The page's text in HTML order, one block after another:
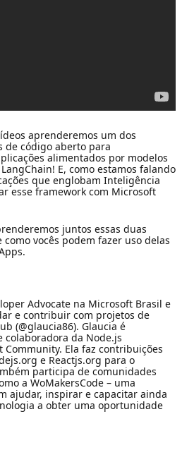
aprenderemos um dos
de código aberto para
alimentados por modelos
E, como estamos falando
que englobam Inteligência
esse framework com Microsoft
juntos essas duas
vocês podem fazer uso delas
Advocate na Microsoft Brasil e
e contribuir com projetos de
(@glaucia86). Glaucia é
da Node.js
Community. Ela faz contribuições
e Reactjs.org para o
participa de comunidades
a WoMakersCode – uma
ajudar, inspirar e capacitar ainda
a obter uma oportunidade